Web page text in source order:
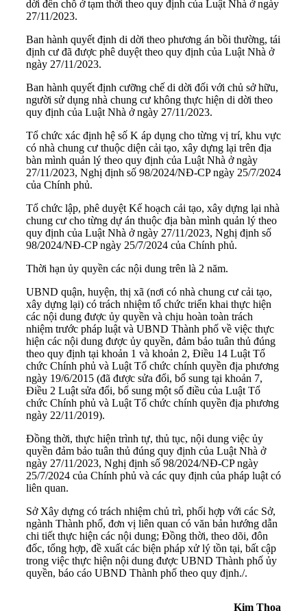
dời đến chỗ ở tạm thời theo quy định của Luật Nhà ở ngày
27/11/2023.
Ban hành quyết định di dời theo phương án bồi thường, tái
định cư đã được phê duyệt theo quy định của Luật Nhà ở
ngày 27/11/2023.
Ban hành quyết định cưỡng chế di dời đối với chủ sở hữu,
người sử dụng nhà chung cư không thực hiện di dời theo
quy định của Luật Nhà ở ngày 27/11/2023.
Tổ chức xác định hệ số K áp dụng cho từng vị trí, khu vực
có nhà chung cư thuộc diện cải tạo, xây dựng lại trên địa
bàn mình quản lý theo quy định của Luật Nhà ở ngày
27/11/2023, Nghị định số 98/2024/NĐ-CP ngày 25/7/2024
của Chính phủ.
Tổ chức lập, phê duyệt Kế hoạch cải tạo, xây dựng lại nhà
chung cư cho từng dự án thuộc địa bàn mình quản lý theo
quy định của Luật Nhà ở ngày 27/11/2023, Nghị định số
98/2024/NĐ-CP ngày 25/7/2024 của Chính phủ.
Thời hạn ủy quyền các nội dung trên là 2 năm.
UBND quận, huyện, thị xã (nơi có nhà chung cư cải tạo,
xây dựng lại) có trách nhiệm tổ chức triển khai thực hiện
các nội dung được ủy quyền và chịu hoàn toàn trách
nhiệm trước pháp luật và UBND Thành phố về việc thực
hiện các nội dung được ủy quyền, đảm bảo tuân thủ đúng
theo quy định tại khoản 1 và khoản 2, Điều 14 Luật Tổ
chức Chính phủ và Luật Tổ chức chính quyền địa phương
ngày 19/6/2015 (đã được sửa đổi, bổ sung tại khoản 7,
Điều 2 Luật sửa đổi, bổ sung một số điều của Luật Tổ
chức Chính phủ và Luật Tổ chức chính quyền địa phương
ngày 22/11/2019).
Đồng thời, thực hiện trình tự, thủ tục, nội dung việc ủy
quyền đảm bảo tuân thủ đúng quy định của Luật Nhà ở
ngày 27/11/2023, Nghị định số 98/2024/NĐ-CP ngày
25/7/2024 của Chính phủ và các quy định của pháp luật có
liên quan.
Sở Xây dựng có trách nhiệm chủ trì, phối hợp với các Sở,
ngành Thành phố, đơn vị liên quan có văn bản hướng dẫn
chi tiết thực hiện các nội dung; Đồng thời, theo dõi, đôn
đốc, tổng hợp, đề xuất các biện pháp xử lý tồn tại, bất cập
trong việc thực hiện nội dung được UBND Thành phố ủy
quyền, báo cáo UBND Thành phố theo quy định./.
Kim Thoa